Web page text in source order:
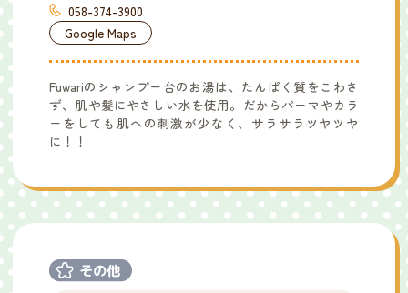
058-374-3900
Google Maps
Fuwariのシャンプー台のお湯は、たんぱく質をこわさ
ず、肌や髪にやさしい水を使用。だからパーマやカラ
ーをしても肌への刺激が少なく、サラサラツヤツヤ
に！！